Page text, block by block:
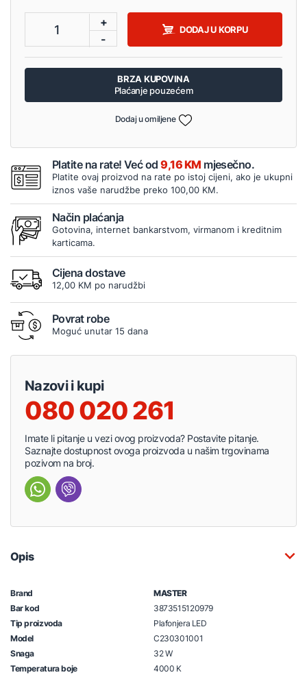
1
+
-
DODAJ U KORPU
BRZA KUPOVINA
Plaćanje pouzećem
Dodaj u omiljene
Platite na rate! Već od9,16 KM mjesečno.
Platite ovaj proizvod na rate po istoj cijeni, ako je ukupni
iznos vaše narudžbe preko 100,00 KM.
Način plaćanja
Gotovina, internet bankarstvom, virmanom i kreditnim
karticama.
Cijena dostave
12,00 KM po narudžbi
Povrat robe
Moguć unutar 15 dana
Nazovi i kupi
080 020 261
Imate li pitanje u vezi ovog proizvoda? Postavite pitanje.
Saznajte dostupnost ovoga proizvoda u našim trgovinama
pozivom na broj.
Opis
Brand
MASTER
Bar kod
3873515120979
Tip proizvoda
Plafonjera LED
Model
C230301001
Snaga
32 W
Temperatura boje
4000 K